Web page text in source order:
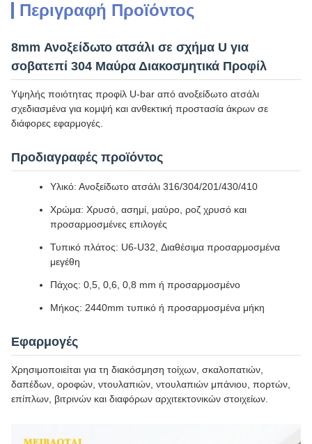
Περιγραφή Προϊόντος
8mm Ανοξείδωτο ατσάλι σε σχήμα U για
σοβατεπί 304 Μαύρα Διακοσμητικά Προφίλ
Υψηλής ποιότητας προφίλ U-bar από ανοξείδωτο ατσάλι
σχεδιασμένα για κομψή και ανθεκτική προστασία άκρων σε
διάφορες εφαρμογές.
Προδιαγραφές προϊόντος
Υλικό: Ανοξείδωτο ατσάλι 316/304/201/430/410
Χρώμα: Χρυσό, ασημί, μαύρο, ροζ χρυσό και
προσαρμοσμένες επιλογές
Τυπικό πλάτος: U6-U32, Διαθέσιμα προσαρμοσμένα
μεγέθη
Πάχος: 0,5, 0,6, 0,8 mm ή προσαρμοσμένο
Μήκος: 2440mm τυπικό ή προσαρμοσμένα μήκη
Εφαρμογές
Χρησιμοποιείται για τη διακόσμηση τοίχων, σκαλοπατιών,
δαπέδων, οροφών, ντουλαπιών, ντουλαπιών μπάνιου, πορτών,
επίπλων, βιτρινών και διαφόρων αρχιτεκτονικών στοιχείων.